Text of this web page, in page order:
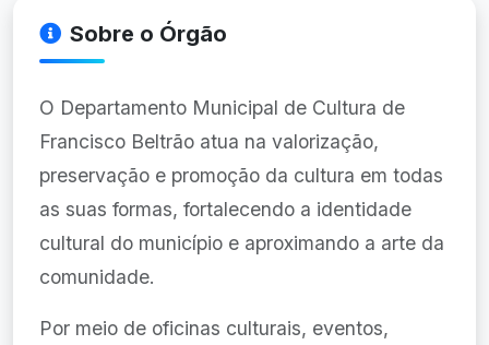
Sobre o Órgão
O Departamento Municipal de Cultura de
Francisco Beltrão atua na valorização,
preservação e promoção da cultura em todas
as suas formas, fortalecendo a identidade
cultural do município e aproximando a arte da
comunidade.
Por meio de oficinas culturais, eventos,